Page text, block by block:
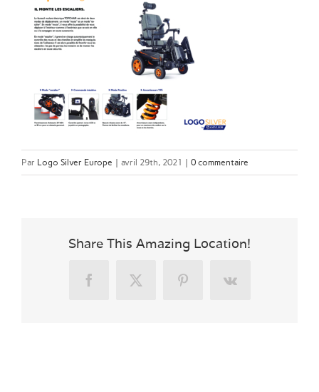
Par Logo Silver Europe | avril 29th, 2021 | 0 commentaire
Share This Amazing Location!
FacebookX PinterestVk